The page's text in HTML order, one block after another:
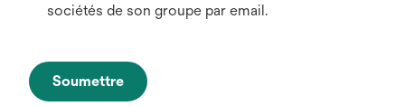
sociétés de son groupe par email.
Soumettre